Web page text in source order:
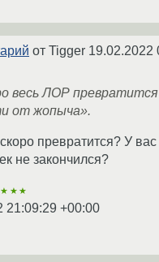
от Tigger 19.02.2022
весь ЛОР
от жопыча».
превратится? У вас
не закончился?
21:09:29 +00:00